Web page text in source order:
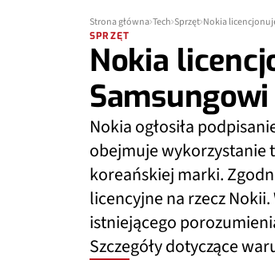
Strona główna Tech Sprzęt Nokia
SPRZĘT
Nokia
Samsungowi
Nokia ogłosiła
obejmuje wykorzystanie
koreańskiej marki.
licencyjne na rzecz
istniejącego
Szczegóły dotyczące